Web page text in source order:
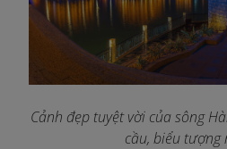
Cảnh đẹp tuyệt vời của sông
cầu, biểu tượng